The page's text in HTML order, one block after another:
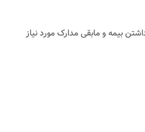
بیمه و مابقی مدارک مورد نیاز